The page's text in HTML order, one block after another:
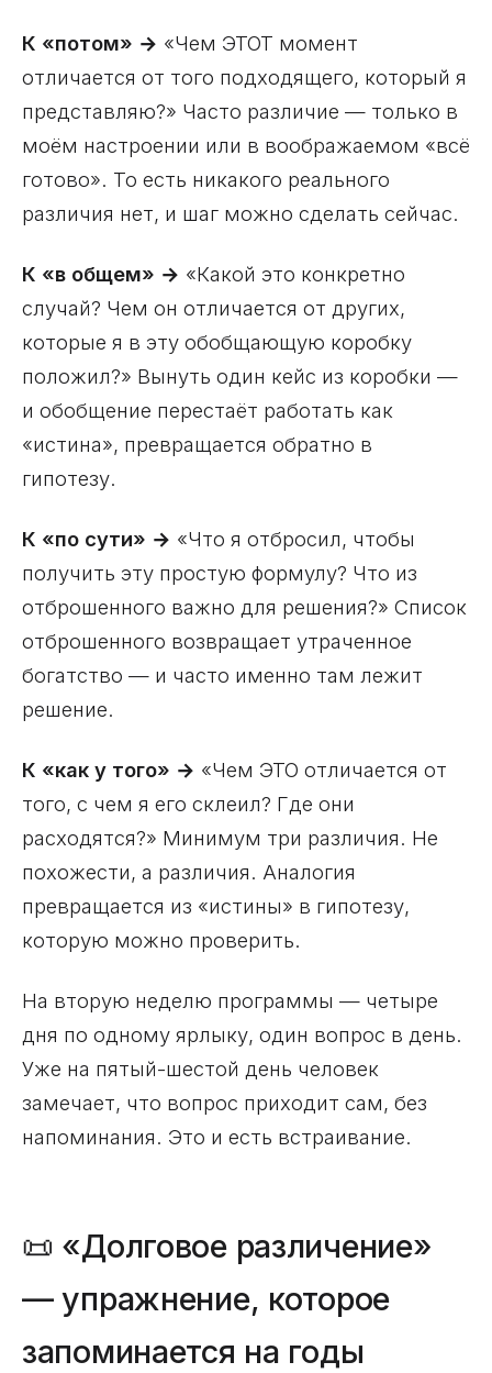
К «потом» → «Чем ЭТОТ момент
отличается от того подходящего, который я
представляю?» Часто различие — только в
моём настроении или в воображаемом «всё
готово». То есть никакого реального
различия нет, и шаг можно сделать сейчас.
К «в общем» → «Какой это конкретно
случай? Чем он отличается от других,
которые я в эту обобщающую коробку
положил?» Вынуть один кейс из коробки —
и обобщение перестаёт работать как
«истина», превращается обратно в
гипотезу.
К «по сути» → «Что я отбросил, чтобы
получить эту простую формулу? Что из
отброшенного важно для решения?» Список
отброшенного возвращает утраченное
богатство — и часто именно там лежит
решение.
К «как у того» → «Чем ЭТО отличается от
того, с чем я его склеил? Где они
расходятся?» Минимум три различия. Не
похожести, а различия. Аналогия
превращается из «истины» в гипотезу,
которую можно проверить.
На вторую неделю программы — четыре
дня по одному ярлыку, один вопрос в день.
Уже на пятый-шестой день человек
замечает, что вопрос приходит сам, без
напоминания. Это и есть встраивание.
📜 «Долговое различение»
— упражнение, которое
запоминается на годы